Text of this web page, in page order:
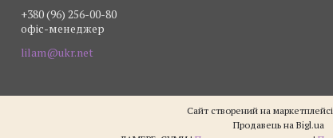
+380 (96) 256-00-80
офіс-менеджер
lilam@ukr.net
Сайт створений на маркетплейсі
Продавець на Bigl.ua